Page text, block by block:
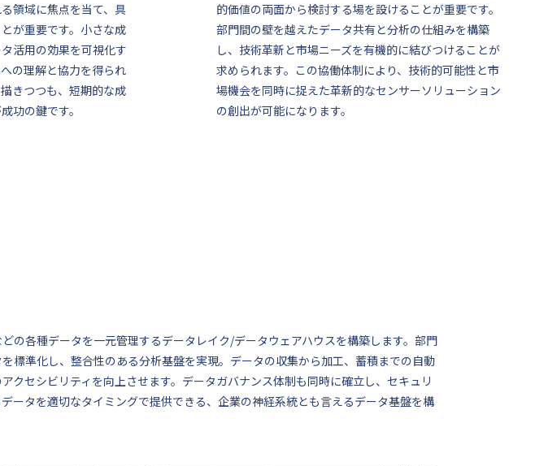
領域に焦点を当て、具
が重要です。小さな成
活用の効果を可視化す
の理解と協力を得られ
きつつも、短期的な成
功の鍵です。
的価値の両面から検討する場を設けることが重要です。
部門間の壁を越えたデータ共有と分析の仕組みを構築
し、技術革新と市場ニーズを有機的に結びつけることが
求められます。この協働体制により、技術的可能性と市
場機会を同時に捉えた革新的なセンサーソリューション
の創出が可能になります。
の各種データを一元管理するデータレイク/データウェアハウスを構築します。部門
標準化し、整合性のある分析基盤を実現。データの収集から加工、蓄積までの自動
クセシビリティを向上させます。データガバナンス体制も同時に確立し、セキュリ
ータを適切なタイミングで提供できる、企業の神経系統とも言えるデータ基盤を構